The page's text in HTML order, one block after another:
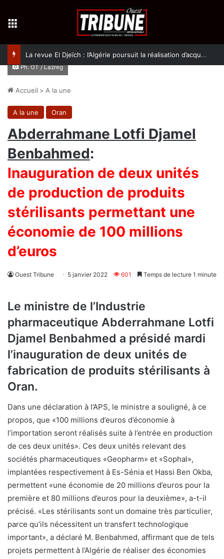
La revue El Djeïch : l’Algérie poursuit la réalisation d’acquis qualitatifs et historiques dans un climat de sécurité et de stabilité
Ph. OT / Lazreg
Accueil > A la une
A la une Oran
Abderrahmane Lotfi Djamel
Benbahmed:
Inauguration de deux unités
de production de produits
stérilisants permettant une
économie de 100 millions
d’euros
Ouest Tribune 5 janvier 2022 601 Temps de lecture 1 minute
Le ministre de l’Industrie
pharmaceutique Abderrahmane Lotfi
Djamel Benbahmed a présidé mardi
l’inauguration de deux unités de
fabrication de produits stérilisants à
Oran.
Dans une déclaration à l’APS, le ministre a souligné, à ce
propos, que «100 millions d’euros d’économie à
l’importation seront réalisés suite à l’entrée en production
de ces deux unités». Ces deux unités relevant des
sociétés pharmaceutiques «Geopharm» et «Sophal»,
implantées respectivement à Es-Sénia et Hassi Ben Okba,
permettent «une économie de 20 millions d’euros pour la
première et 80 millions d’euros pour la deuxième», a-t-il
précisé. «Les stérilisants sont un domaine très particulier,
parce qu’ils nécessitent un transfert technologique
important», a déclaré M. Benbahmed, affirmant que de tels
projets permettent à l’Algérie de réaliser des économies